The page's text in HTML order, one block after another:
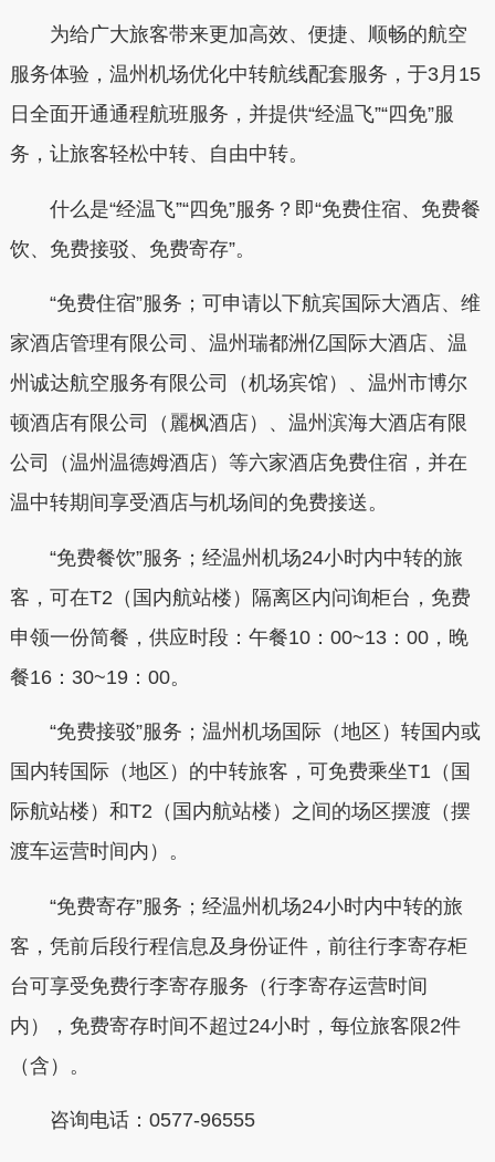
为给广大旅客带来更加高效、便捷、顺畅的航空
服务体验，温州机场优化中转航线配套服务，于3月15
日全面开通通程航班服务，并提供“经温飞”“四免”服
务，让旅客轻松中转、自由中转。
什么是“经温飞”“四免”服务？即“免费住宿、免费餐
饮、免费接驳、免费寄存”。
“免费住宿”服务；可申请以下航宾国际大酒店、维
家酒店管理有限公司、温州瑞都洲亿国际大酒店、温
州诚达航空服务有限公司（机场宾馆）、温州市博尔
顿酒店有限公司（麗枫酒店）、温州滨海大酒店有限
公司（温州温德姆酒店）等六家酒店免费住宿，并在
温中转期间享受酒店与机场间的免费接送。
“免费餐饮”服务；经温州机场24小时内中转的旅
客，可在T2（国内航站楼）隔离区内问询柜台，免费
申领一份简餐，供应时段：午餐10：00~13：00，晚
餐16：30~19：00。
“免费接驳”服务；温州机场国际（地区）转国内或
国内转国际（地区）的中转旅客，可免费乘坐T1（国
际航站楼）和T2（国内航站楼）之间的场区摆渡（摆
渡车运营时间内）。
“免费寄存”服务；经温州机场24小时内中转的旅
客，凭前后段行程信息及身份证件，前往行李寄存柜
台可享受免费行李寄存服务（行李寄存运营时间
内），免费寄存时间不超过24小时，每位旅客限2件
（含）。
咨询电话：0577-96555